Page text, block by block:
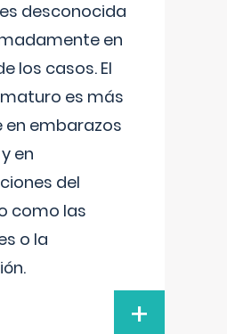
desconocida
en
los casos. El
es más
en embarazos
en
del
como las
o la
+